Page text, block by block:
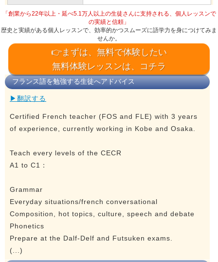
「創業から22年以上・延べ5.1万人以上の生徒さんに支持される、個人レッスンで
の実績と信頼」
歴史と実績がある個人レッスンで、効率的かつスムーズに語学力を身につけてみま
せんか。
👉まずは、無料で体験したい
無料体験レッスンは、コチラ
フランス語を勉強する生徒へアドバイス
▶翻訳する
Certified French teacher (FOS and FLE) with 3 years
of experience, currently working in Kobe and Osaka.
Teach every levels of the CECR
A1 to C1：
Grammar
Everyday situations/french conversational
Composition, hot topics, culture, speech and debate
Phonetics
Prepare at the Dalf-Delf and Futsuken exams.
(...)